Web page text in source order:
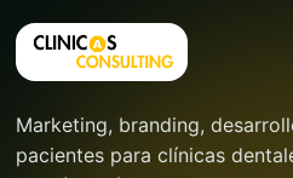
Marketing, branding,
pacientes para clínicas